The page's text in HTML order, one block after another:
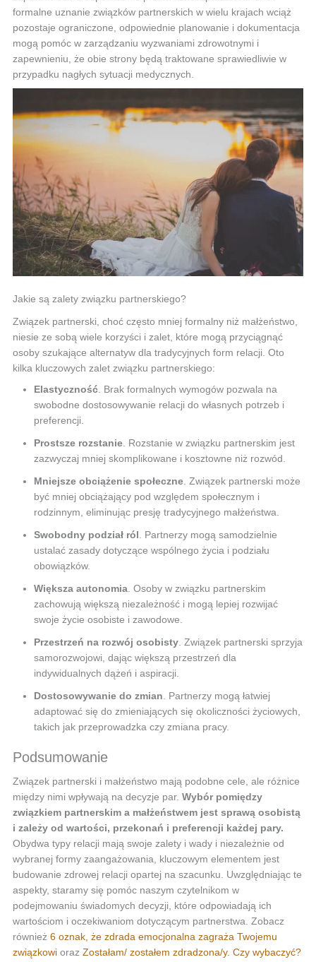
formalne uznanie związków partnerskich w wielu krajach wciąż
pozostaje ograniczone, odpowiednie planowanie i dokumentacja
mogą pomóc w zarządzaniu wyzwaniami zdrowotnymi i
zapewnieniu, że obie strony będą traktowane sprawiedliwie w
przypadku nagłych sytuacji medycznych.
Jakie są zalety związku partnerskiego?
Związek partnerski, choć często mniej formalny niż małżeństwo,
niesie ze sobą wiele korzyści i zalet, które mogą przyciągnąć
osoby szukające alternatyw dla tradycyjnych form relacji. Oto
kilka kluczowych zalet związku partnerskiego:
Elastyczność. Brak formalnych wymogów pozwala na
swobodne dostosowywanie relacji do własnych potrzeb i
preferencji.
Prostsze rozstanie. Rozstanie w związku partnerskim jest
zazwyczaj mniej skomplikowane i kosztowne niż rozwód.
Mniejsze obciążenie społeczne. Związek partnerski może
być mniej obciążający pod względem społecznym i
rodzinnym, eliminując presję tradycyjnego małżeństwa.
Swobodny podział ról . Partnerzy mogą samodzielnie
ustalać zasady dotyczące wspólnego życia i podziału
obowiązków.
Większa autonomia. Osoby w związku partnerskim
zachowują większą niezależność i mogą lepiej rozwijać
swoje życie osobiste i zawodowe.
Przestrzeń na rozwój osobisty. Związek partnerski sprzyja
samorozwojowi, dając większą przestrzeń dla
indywidualnych dążeń i aspiracji.
Dostosowywanie do zmian . Partnerzy mogą łatwiej
adaptować się do zmieniających się okoliczności życiowych,
takich jak przeprowadzka czy zmiana pracy.
Podsumowanie
Związek partnerski i małżeństwo mają podobne cele, ale różnice
między nimi wpływają na decyzje par. Wybór pomiędzy
związkiem partnerskim a małżeństwem jest sprawą osobistą
i zależy od wartości, przekonań i preferencji każdej pary.
Obydwa typy relacji mają swoje zalety i wady i niezależnie od
wybranej formy zaangażowania, kluczowym elementem jest
budowanie zdrowej relacji opartej na szacunku. Uwzględniając te
aspekty, staramy się pomóc naszym czytelnikom w
podejmowaniu świadomych decyzji, które odpowiadają ich
wartościom i oczekiwaniom dotyczącym partnerstwa. Zobacz
również 6 oznak, że zdrada emocjonalna zagraża Twojemu
związkowioraz Zostałam/ zostałem zdradzona/y. Czy wybaczyć?